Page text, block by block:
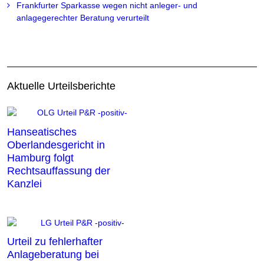
Frankfurter Sparkasse wegen nicht anleger- und
anlagegerechter Beratung verurteilt
Aktuelle Urteilsberichte
Hanseatisches
Oberlandesgericht in
Hamburg folgt
Rechtsauffassung der
Kanzlei
Urteil zu fehlerhafter
Anlageberatung bei